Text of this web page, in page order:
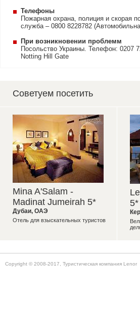
Телефоны
Пожарная охрана, полиция и скорая
служба – 0800 8228782
При возникновении проблемм
Посольство Украины. Телефон: 0207
Notting Hill Gate
Советуем посетить
Mina A'Salam -
Madinat Jumeirah 5*
Дубаи, ОАЭ
Отель для взыскательных туристов
5*
Copyright © 2008-2017, Туристическая компания Lenor